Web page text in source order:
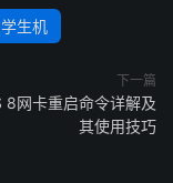
生机
下一篇
8网卡重启命令详解及
其使用技巧